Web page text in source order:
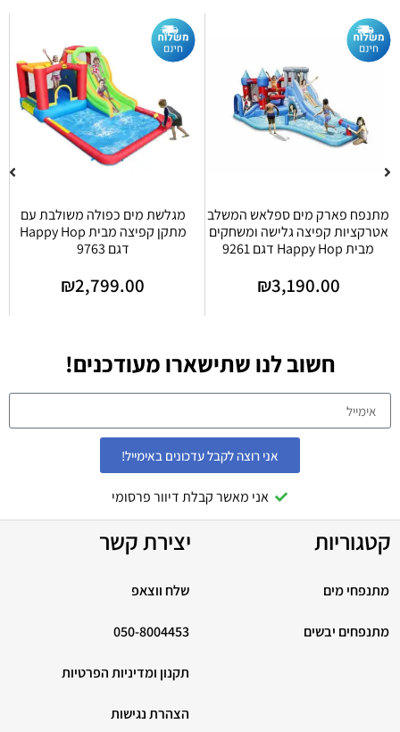
מתנפח פארק מים ספלאש המשלב
אטרקציות קפיצה גלישה ומשחקים
מבית Happy Hop דגם 9261
₪3,190.00
מגלשת מים כפולה משולבת עם
מתקן קפיצה מבית Happy Hop
דגם 9763
₪2,799.00
חשוב לנו שתישארו מעודכנים!
אני רוצה לקבל עדכונים באימייל!
אני מאשר קבלת דיוור פרסומי
קטגוריות
מתנפחי מים
מתנפחים יבשים
יצירת קשר
שלח ווצאפ
050-8004453
תקנון ומדיניות הפרטיות
הצהרת נגישות